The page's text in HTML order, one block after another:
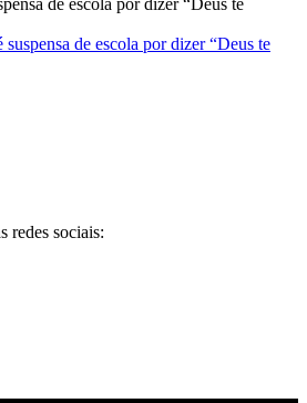
suspensa de escola por dizer “Deus te
redes sociais: